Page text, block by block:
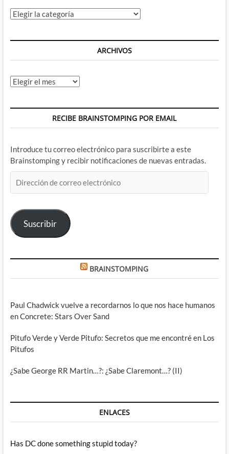
Categorías
ARCHIVOS
Archivos
RECIBE BRAINSTOMPING POR EMAIL
Introduce tu correo electrónico para suscribirte a este
Brainstomping y recibir notificaciones de nuevas entradas.
de
electrónico
Suscribir
BRAINSTOMPING
Paul Chadwick vuelve a recordarnos lo que nos hace humanos
en Concrete: Stars Over Sand
Pitufo Verde y Verde Pitufo: Secretos que me encontré en Los
Pitufos
¿Sabe George RR Martin…?: ¿Sabe Claremont…? (II)
ENLACES
Has DC done something stupid today?